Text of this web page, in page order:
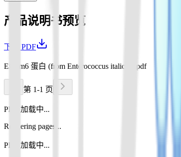
产品说明书预览
下载 PDF
EiCsm6 蛋白 (from Enterococcus italicus).pdf
第 1-1 页
PDF 加载中...
Rendering pages...
PDF 加载中...